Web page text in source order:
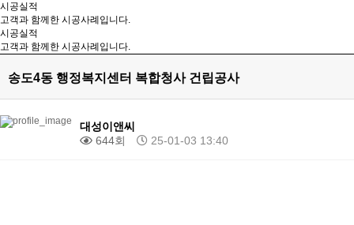
시공실적
고객과 함께한 시공사례입니다.
시공실적
고객과 함께한 시공사례입니다.
송도4동 행정복지센터 복합청사 건립공사
대성이앤씨
644회
25-01-03 13:40